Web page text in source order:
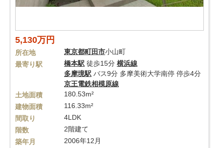
5,130万円
所在地 東京都町田市小山町
最寄り駅
橋本駅 徒歩15分 横浜線
多摩境駅 バス9分 多摩美術大学南停 停歩4分
京王電鉄相模原線
土地面積
180.53m²
建物面積
116.33m²
間取り
4LDK
階数
2階建て
築年月
2006年12月